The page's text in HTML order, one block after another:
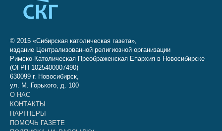
© 2015 «Сибирская католическая газета»,
издание Централизованной религиозной организации
Римско-Католическая Преображенская Епархия в Новосибирске
(ОГРН 1025400007490)
630099 г. Новосибирск,
ул. М. Горького, д. 100
О НАС
КОНТАКТЫ
ПАРТНЕРЫ
ПОМОЧЬ ГАЗЕТЕ